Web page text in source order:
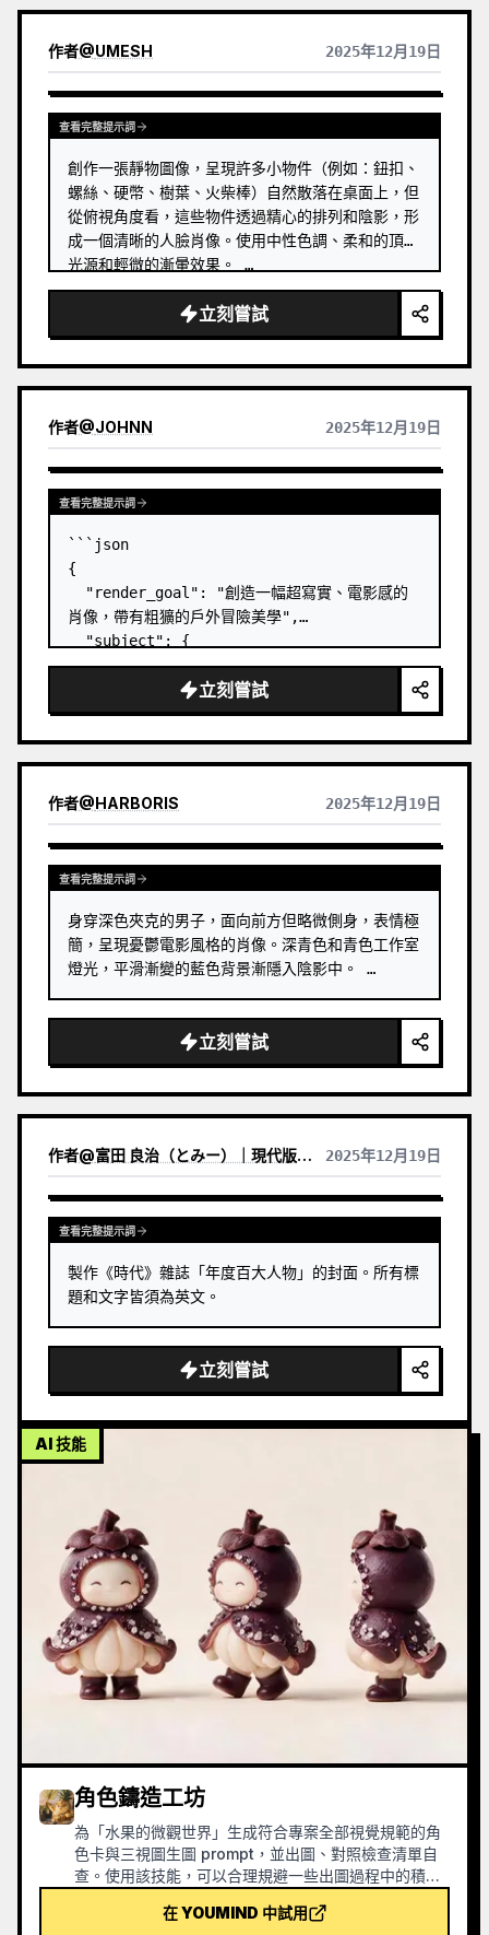
作者@UMESH 2025年12月19日
查看完整提示詞
創作一張靜物圖像，呈現許多小物件（例如：鈕扣、
螺絲、硬幣、樹葉、火柴棒）自然散落在桌面上，但
從俯視角度看，這些物件透過精心的排列和陰影，形
成一個清晰的人臉肖像。使用中性色調、柔和的頂部
光源和輕微的漸暈效果。 …
立刻嘗試
作者@JOHNN 2025年12月19日
查看完整提示詞
```json
{
  "render_goal": "創造一幅超寫實、電影感的
肖像，帶有粗獷的戶外冒險美學",
  "subject": {
    "gender": "男性",
    "age_range": "20 歲中後期",
    "appearance": {
      "hair": "有層次感、被風吹亂的髮型",
      "beard": "短而整齊的鬍鬚",
利",
立刻嘗試
作者@HARBORIS 2025年12月19日
查看完整提示詞
身穿深色夾克的男子，面向前方但略微側身，表情極
簡，呈現憂鬱電影風格的肖像。深青色和青色工作室
燈光，平滑漸變的藍色背景漸隱入陰影中。 …
立刻嘗試
作者@富田 良治（とみー）｜現代版駄菓子屋 富田商店｜スナックトミタ 2025年12月19日
查看完整提示詞
製作《時代》雜誌「年度百大人物」的封面。所有標
題和文字皆須為英文。
立刻嘗試
AI 技能
角色鑄造工坊
為「水果的微觀世界」生成符合專案全部視覺規範的角
色卡與三視圖生圖 prompt，並出圖、對照檢查清單自
查。使用該技能，可以合理規避一些出圖過程中的積分
在 YOUMIND 中試用